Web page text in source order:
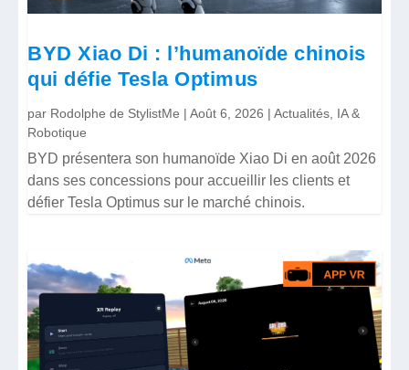
BYD Xiao Di : l’humanoïde chinois
qui défie Tesla Optimus
par Rodolphe de StylistMe |Août 6, 2026 |Actualités IA &
Robotique
BYD présentera son humanoïde Xiao Di en août 2026
dans ses concessions pour accueillir les clients et
défier Tesla Optimus sur le marché chinois.